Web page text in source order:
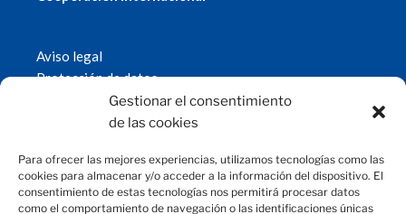
Gestionar el consentimiento
de las cookies
Para ofrecer las mejores experiencias, utilizamos tecnologías como las
cookies para almacenar y/o acceder a la información del dispositivo. El
consentimiento de estas tecnologías nos permitirá procesar datos
como el comportamiento de navegación o las identificaciones únicas
Aviso legal
Protección de datos
Política de cookies
© 2019 Fundación Magtel.
CONTACTO